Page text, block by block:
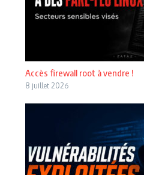
Accès firewall root à vendre !
8 juillet 2026